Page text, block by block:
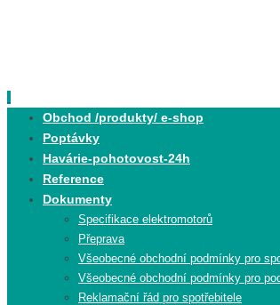
content
Obchod /produkty/ e-shop
Poptávky
Havárie-pohotovost-24h
Reference
Dokumenty
Specifikace elektromotorů
Přeprava
Všeobecné obchodní podmínky pro
Všeobecné obchodní podmínky pro
Reklamační řád pro spotřebitele